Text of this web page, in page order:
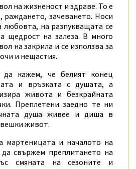
на жизненост и здраве. То е
раждането, зачеването. Носи
любовта, на разпукващата се
щедрост на залеза. В много
на закрила и се използва за
и нещастия.
кажем, че белият конец
и връзката с душата, а
живота и безкрайната
Преплетени заедно те ни
душа живее и диша в
живот.
и началото на
свържем преплитането на
смяната на сезоните и